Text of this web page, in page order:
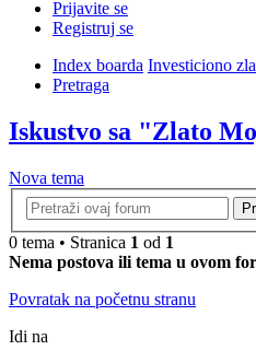
Prijavite se
Registruj se
Index boarda Investiciono
Pretraga
Iskustvo sa "Zlato
Nova tema
0 tema • Stranica 1 od 1
Nema postova ili tema u ovom
Povratak na početnu stranu
Idi na